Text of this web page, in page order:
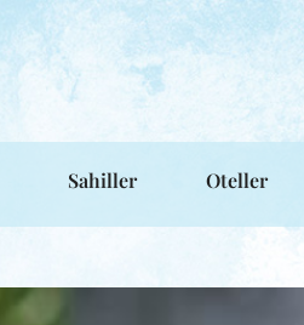
Sahiller Oteller